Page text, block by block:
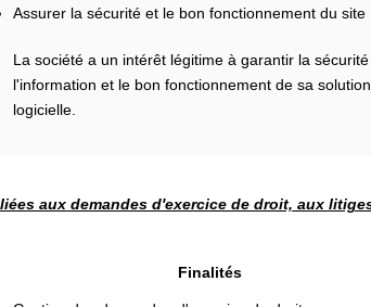
Assurer la sécurité et le bon fonctionnement du site
La société a un intérêt légitime à garantir la
l'information et le bon fonctionnement de sa solution
logicielle.
aux demandes d'exercice de droit, aux
Finalités